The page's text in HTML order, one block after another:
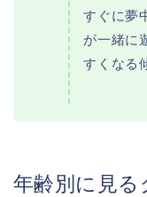
すぐに夢
が一緒に
すくなる
年齢別に見